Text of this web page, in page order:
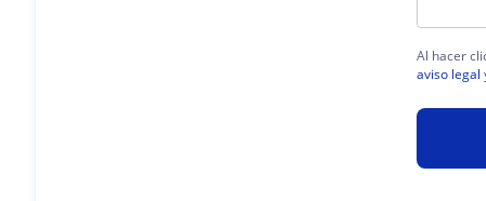
Al hacer
aviso legal